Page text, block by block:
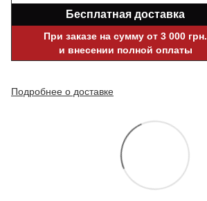
Бесплатная доставка
При заказе на сумму от 3 000 грн.
и внесении полной оплаты
Подробнее о доставке